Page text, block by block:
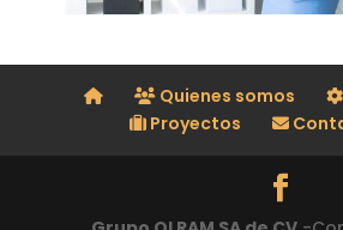
Quienes somos
Proyectos